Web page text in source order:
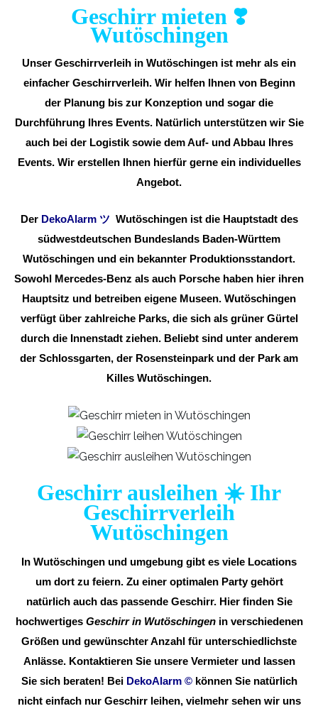
Geschirr mieten ❣️
Wutöschingen
Unser Geschirrverleih in Wutöschingen ist mehr als ein
einfacher Geschirrverleih. Wir helfen Ihnen von Beginn
der Planung bis zur Konzeption und sogar die
Durchführung Ihres Events. Natürlich unterstützen wir Sie
auch bei der Logistik sowie dem Auf- und Abbau Ihres
Events. Wir erstellen Ihnen hierfür gerne ein individuelles
Angebot.
Der DekoAlarm ツ Wutöschingen ist die Hauptstadt des
südwestdeutschen Bundeslands Baden-Württem
Wutöschingen und ein bekannter Produktionsstandort.
Sowohl Mercedes-Benz als auch Porsche haben hier ihren
Hauptsitz und betreiben eigene Museen. Wutöschingen
verfügt über zahlreiche Parks, die sich als grüner Gürtel
durch die Innenstadt ziehen. Beliebt sind unter anderem
der Schlossgarten, der Rosensteinpark und der Park am
Killes Wutöschingen.
Geschirr ausleihen ☀️ Ihr
Geschirrverleih
Wutöschingen
In Wutöschingen und umgebung gibt es viele Locations
um dort zu feiern. Zu einer optimalen Party gehört
natürlich auch das passende Geschirr. Hier finden Sie
hochwertiges Geschirr in Wutöschingenin verschiedenen
Größen und gewünschter Anzahl für unterschiedlichste
Anlässe. Kontaktieren Sie unsere Vermieter und lassen
Sie sich beraten! Bei DekoAlarm © können Sie natürlich
nicht einfach nur Geschirr leihen, vielmehr sehen wir uns